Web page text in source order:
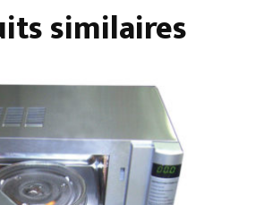
similaires